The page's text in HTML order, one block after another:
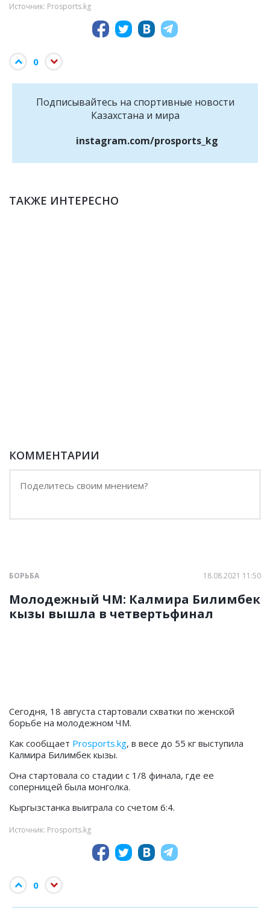
Источник: Prosports.kg
0
Подписывайтесь на cпортивные новости
Казахстана и мира
instagram.com/prosports_kg
ТАКЖЕ ИНТЕРЕСНО
КОММЕНТАРИИ
БОРЬБА 18.08.2021 11:50
Молодежный ЧМ: Калмира Билимбек
кызы вышла в четвертьфинал
Сегодня, 18 августа стартовали схватки по женской
борьбе на молодежном ЧМ.
Как сообщает Prosports.kg, в весе до 55 кг выступила
Калмира Билимбек кызы.
Она стартовала со стадии с 1/8 финала, где ее
соперницей была монголка.
Кыргызстанка выиграла со счетом 6:4.
Источник: Prosports.kg
0